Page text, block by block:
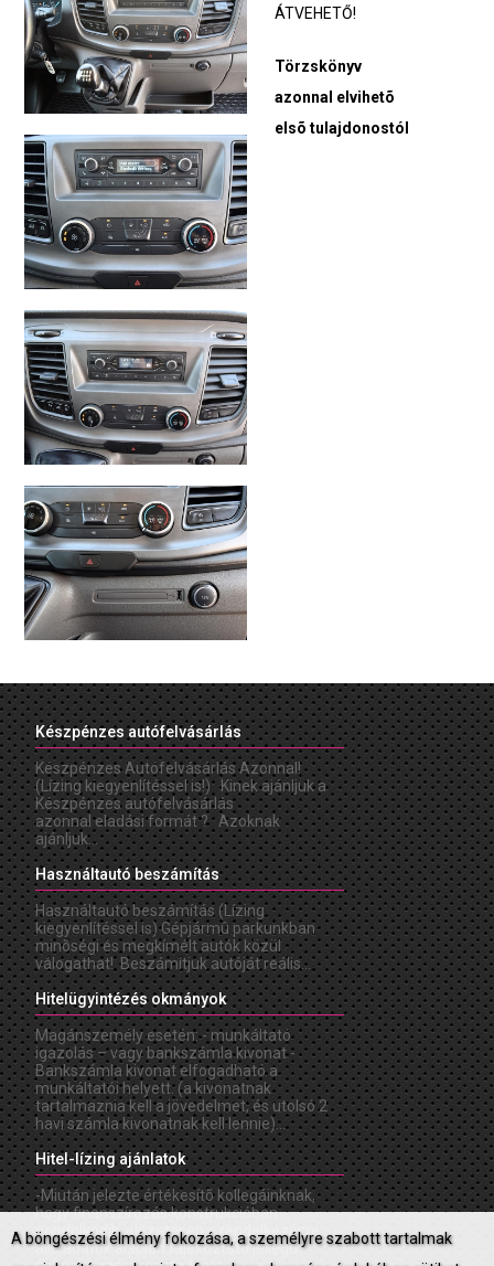
ÁTVEHETŐ!
Törzskönyv
azonnal elvihetõ
elsõ tulajdonostól
Készpénzes autófelvásárlás
Készpénzes Autófelvásárlás Azonnal!
(Lízing kiegyenlítéssel is!) Kinek ajánljuk a
Készpénzes autófelvásárlás
azonnal eladási formát ? Azoknak
ajánljuk...
Használtautó beszámítás
Használtautó beszámítás (Lízing
kiegyenlítéssel is) Gépjármû parkunkban
minõségi és megkímélt autók közül
válogathat! Beszámítjuk autóját reális...
Hitelügyintézés okmányok
Magánszemély esetén: - munkáltató
igazolás – vagy bankszámla kivonat -
Bankszámla kivonat elfogadható a
munkáltatói helyett. (a kivonatnak
tartalmaznia kell a jövedelmet, és utolsó 2
havi számla kivonatnak kell lennie)...
Hitel-lízing ajánlatok
-Miután jelezte értékesítõ kollegáinknak,
hogy finanszírozás konstrukcióban
gondolkodik, elõzetesen a rendelkezésre
álló adatok alapján tájékoztató jellegû
A böngészési élmény fokozása, a személyre szabott tartalmak